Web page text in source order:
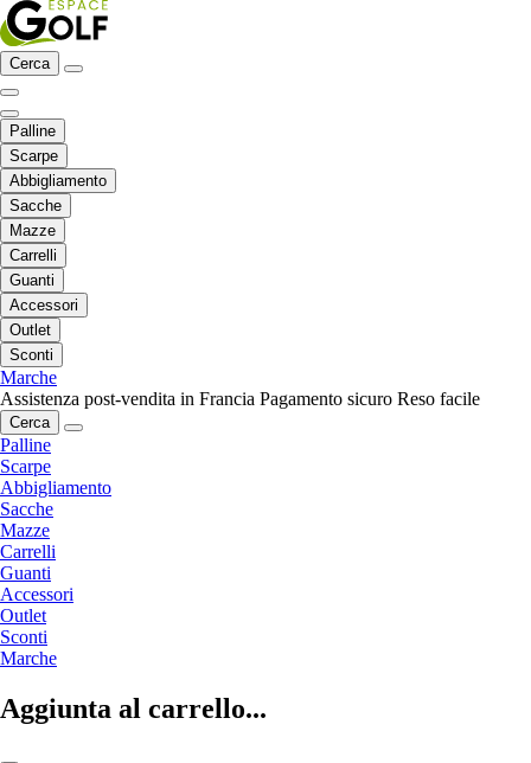
Cerca
Palline
Scarpe
Abbigliamento
Sacche
Mazze
Carrelli
Guanti
Accessori
Outlet
Sconti
Marche
Assistenza post-vendita in Francia Pagamento sicuro Reso facile
Cerca
Palline
Scarpe
Abbigliamento
Sacche
Mazze
Carrelli
Guanti
Accessori
Outlet
Sconti
Marche
Aggiunta al carrello...